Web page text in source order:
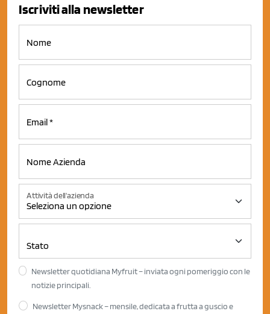
Iscriviti alla newsletter
Attività dell'azienda
Newsletter quotidiana Myfruit – inviata ogni pomeriggio con le
notizie principali.
Newsletter Mysnack – mensile, dedicata a frutta a guscio e